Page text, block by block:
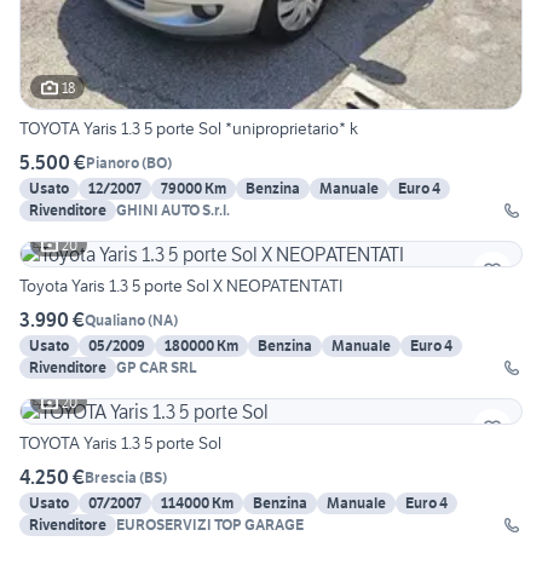
18
TOYOTA Yaris 1.3 5 porte Sol *uniproprietario* k
5.500 €Pianoro(BO)
Usato
12/2007 79000 Km Benzina Manuale
Euro 4
Rivenditore GHINI AUTO S.r.l.
20
Toyota Yaris 1.3 5 porte Sol X NEOPATENTATI
3.990 €Qualiano(NA)
Usato
05/2009 180000 Km Benzina Manuale
Euro 4
Rivenditore GP CAR SRL
20
TOYOTA Yaris 1.3 5 porte Sol
4.250 €Brescia (BS)
Usato
07/2007 114000 Km Benzina Manuale
Euro 4
Rivenditore EUROSERVIZI TOP GARAGE